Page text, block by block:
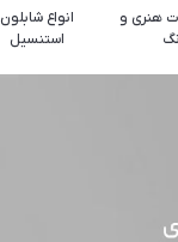
هنری و
انواع شابلون
استنسیل